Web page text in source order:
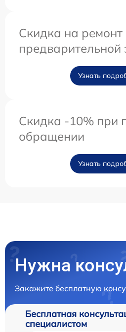
Скидка на ремонт
предварительной
Узнать
Скидка -10% при
обращении
Узнать
Нужна
Закажите бесплатную
Бесплатная
специалистом